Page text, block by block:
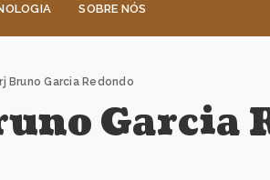
SOBRE NÓS
Bruno Garcia Redondo
Garcia